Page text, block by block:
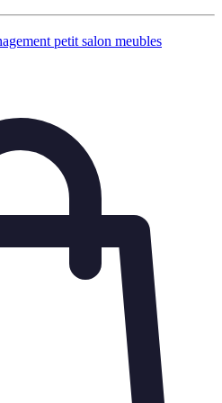
petit salon meubles